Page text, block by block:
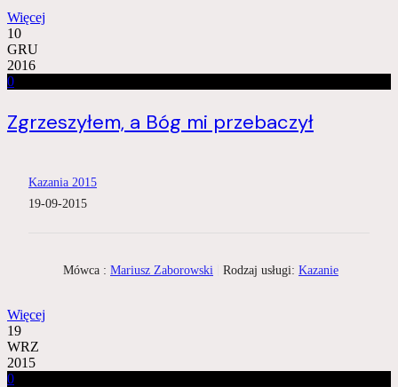
Więcej
10
GRU
2016
0
Zgrzeszyłem, a Bóg mi przebaczył
Kazania 2015
19-09-2015
Mówca : Mariusz Zaborowski Rodzaj usługi: Kazanie
Więcej
19
WRZ
2015
0